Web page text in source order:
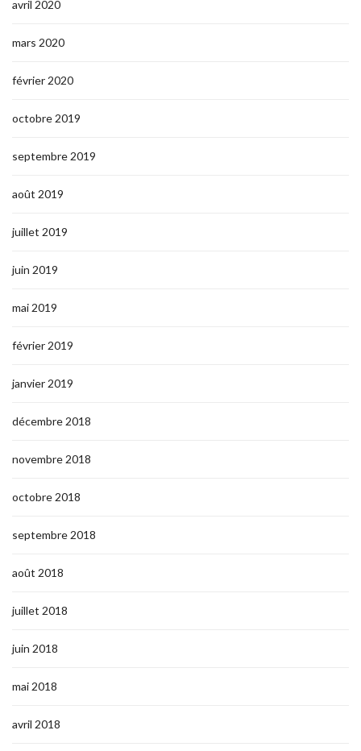
avril 2020
mars 2020
février 2020
octobre 2019
septembre 2019
août 2019
juillet 2019
juin 2019
mai 2019
février 2019
janvier 2019
décembre 2018
novembre 2018
octobre 2018
septembre 2018
août 2018
juillet 2018
juin 2018
mai 2018
avril 2018